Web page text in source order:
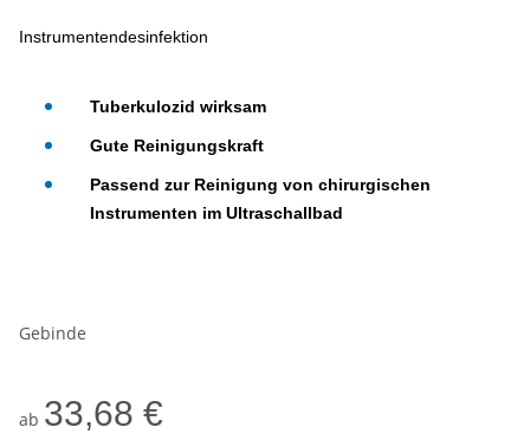
Instrumentendesinfektion
Tuberkulozid wirksam
Gute Reinigungskraft
Passend zur Reinigung von chirurgischen
Instrumenten im Ultraschallbad
Gebinde
ab 33,68 €